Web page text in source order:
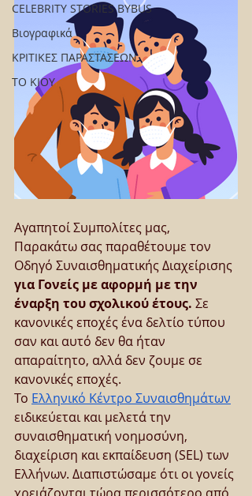
CELEBRITY STORIES BYBUS
Βιογραφικά
ΚΡΙΤΙΚΕΣ ΠΑΡΑΣΤΑΣΕΩΝ
ΤΟ ΚΙΟΥ
Αγαπητοί Συμπολίτες μας,
Παρακάτω σας παραθέτουμε τον
Οδηγό Συναισθηματικής Διαχείρισης
για Γονείς με αφορμή με την
έναρξη του σχολικού έτους. Σε
κανονικές εποχές ένα δελτίο τύπου
σαν και αυτό δεν θα ήταν
απαραίτητο, αλλά δεν ζουμε σε
κανονικές εποχές.
Το Ελληνικό Κέντρο Συναισθημάτων
ειδικεύεται και μελετά την
συναισθηματική νοημοσύνη,
διαχείριση και εκπαίδευση (SEL) των
Ελλήνων. Διαπιστώσαμε ότι οι γονείς